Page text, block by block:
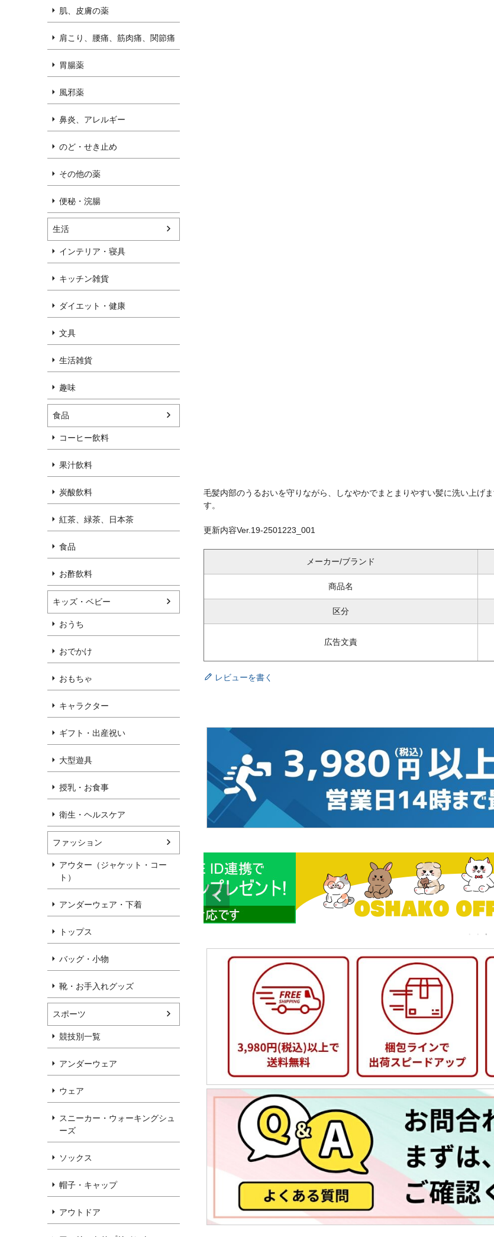
肌、皮膚の薬
肩こり、腰痛、筋肉痛、関節痛
胃腸薬
風邪薬
鼻炎、アレルギー
のど・せき止め
その他の薬
便秘・浣腸
生活
インテリア・寝具
キッチン雑貨
ダイエット・健康
文具
生活雑貨
趣味
食品
コーヒー飲料
果汁飲料
炭酸飲料
紅茶、緑茶、日本茶
食品
お酢飲料
キッズ・ベビー
おうち
おでかけ
おもちゃ
キャラクター
ギフト・出産祝い
大型遊具
授乳・お食事
衛生・ヘルスケア
ファッション
アウター（ジャケット・コー
ト）
アンダーウェア・下着
トップス
バッグ・小物
靴・お手入れグッズ
スポーツ
競技別一覧
アンダーウェア
ウェア
スニーカー・ウォーキングシュ
ーズ
ソックス
帽子・キャップ
アウトドア
毛髪内部のうるおいを守りながら、しなやかでまとまりやすい髪に洗い上げ
す。
更新内容Ver.19-2501223_001
メーカー/ブランド
商品名
区分
広告文責
レビューを書く